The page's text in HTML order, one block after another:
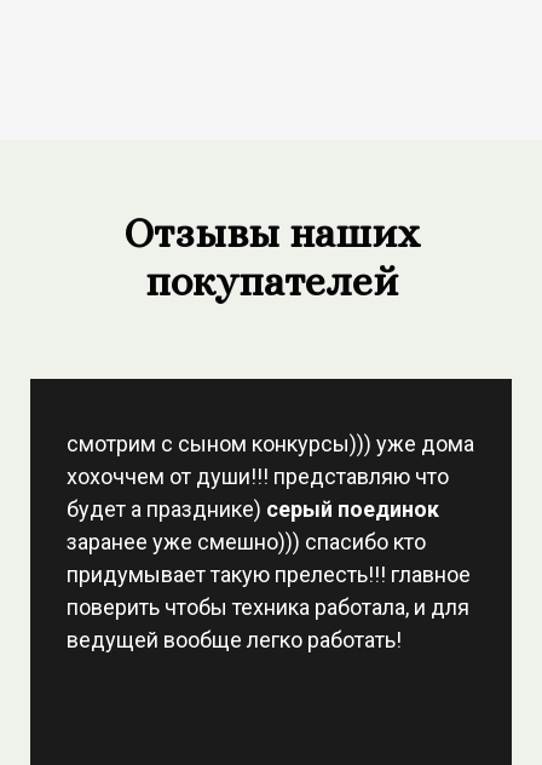
Отзывы наших
покупателей
смотрим с сыном конкурсы))) уже дома
хохоччем от души!!! представляю что
будет а празднике) серый поединок
заранее уже смешно))) спасибо кто
придумывает такую прелесть!!! главное
поверить чтобы техника работала, и для
ведущей вообще легко работать!